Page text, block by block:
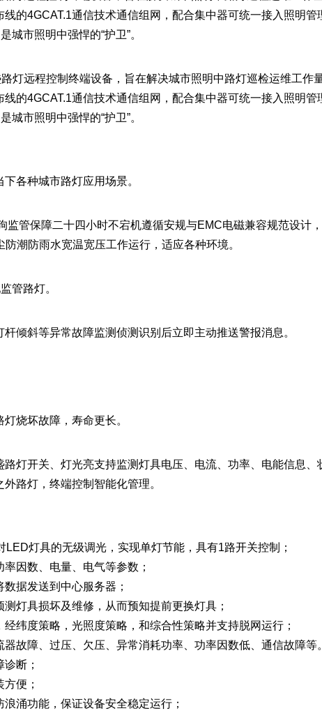
的4GCAT.1通信技术通信组网，配合集中器可统一接入照明管
城市照明中强悍的“护卫”。
灯远程控制终端设备，旨在解决城市照明中路灯巡检运维工作
的4GCAT.1通信技术通信组网，配合集中器可统一接入照明管
城市照明中强悍的“护卫”。
各种城市路灯应用场景。
管保障二十四小时不宕机遵循安规与EMC电磁兼容规范设计
潮防雨水宽温宽压工作运行，适应各种环境。
管路灯。
倾斜等异常故障监测侦测识别后立即主动推送警报消息。
烧坏故障，寿命更长。
灯开关、灯光亮支持监测灯具电压、电流、功率、电能信息、
路灯，终端控制智能化管理。
灯具的无级调光，实现单灯节能，具有1路开关控制；
因数、电量、电气等参数；
据发送到中心服务器；
灯具损坏及维修，从而预知提前更换灯具；
纬度策略，光照度策略，和综合性策略并支持脱网运行；
故障、过压、欠压、异常消耗功率、功率因数低、通信故障等
断；
便；
涌功能，保证设备安全稳定运行；